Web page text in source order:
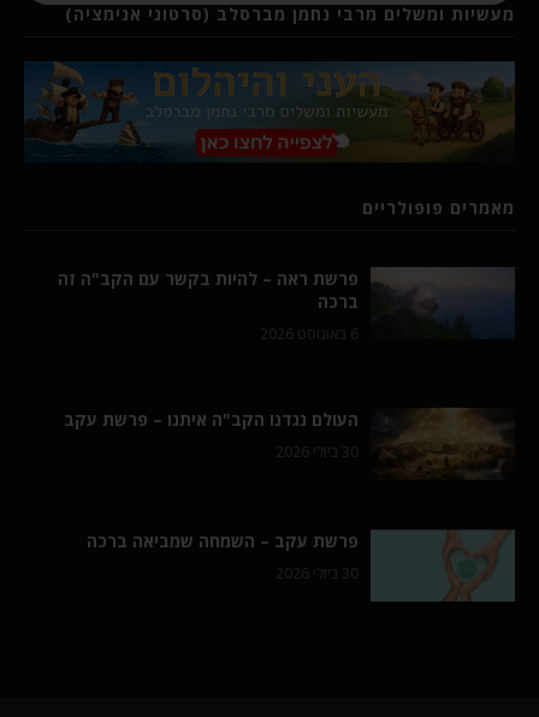
מעשיות ומשלים מרבי נחמן מברסלב (סרטוני אנימציה)
מאמרים פופולריים
פרשת ראה – להיות בקשר עם הקב"ה זה
ברכה
6 באוגוסט 2026
העולם נגדנו הקב"ה איתנו – פרשת עקב
30 ביולי 2026
פרשת עקב – השמחה שמביאה ברכה
30 ביולי 2026